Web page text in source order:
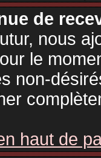
de
nous
le
non-
haut de